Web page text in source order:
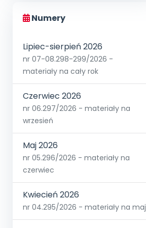
Numery
Lipiec-sierpień 2026
nr 07-08.298-299/2026 -
materiały na cały rok
Czerwiec 2026
nr 06.297/2026 - materiały na
wrzesień
Maj 2026
nr 05.296/2026 - materiały na
czerwiec
Kwiecień 2026
nr 04.295/2026 - materiały na maj